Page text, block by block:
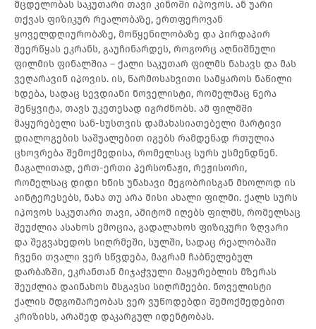
მცდელობას საკუთარი თავი კინოში იპოვოს. ან უარი
თქვას ფიზიკურ რეალობაზე, ერთფეროვან
ყოველდღიურობაზე, მოწყენილობაზე და პირდაპირ
შეერწყას ეკრანს, გაუჩინარდეს, როგორც აღნიშნული
ფილმის ფინალშია – ქალი საკუთარ ფილმს ნახავს და მას
ვეღარავინ იპოვის. ის, წარმოსახვითი სამყაროს ნაწილი
ხდება, სადაც სევდიანი ნოველისტი, რომელმაც წერა
შეწყვიტა, თავს უკეთესად იგრძნობს. ამ ფილმში
მაყურებელი სან-სუსთვის დამახასიათებელი მარტივი
დიალოგების საშუალებით იგებს რამდენად რთულია
ცხოვრება შემოქმედისა, რომელსაც სურს უსმენდნენ.
მაგალითად, ერთ-ერთი პერსონაჟი, რეჟისორი,
რომელსაც დიდი ხნის უნახავი მეგობრისგან მხოლოდ ის
აინტერესებს, ნახა თუ არა მისი ახალი ფილმი. ქალს სურს
იპოვოს საკუთარი თავი, ამიტომ იღებს ფილმს, რომელსაც
შეუძლია ასახოს ემოცია, გადალახოს ფიზიკური ზღვარი
და შეგვახედოს სიღრმეში, სულში, სადაც რეალობაში
ჩვენი თვალი ვერ სწვდება, მაგრამ ჩაბნელებულ
დარბაზში, ეკრანთან მიჯაჭვული მაყურებლის მზერას
შეუძლია დაინახოს მსგავსი სიღრმეები. ნოველისტი
ქალის მდგომარეობას ვერ ვუწოდებდი შემოქმედებით
კრიზისს, არამედ დაკარგულ იდენტობას.